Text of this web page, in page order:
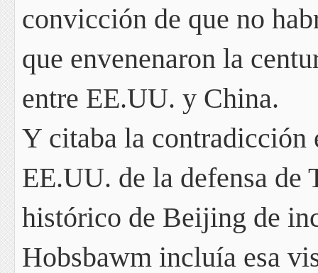
convicción de que no
que envenenaron la
entre EE.UU. y China.
Y citaba la contradicción
EE.UU. de la defensa de
histórico de Beijing de
Hobsbawm incluía esa